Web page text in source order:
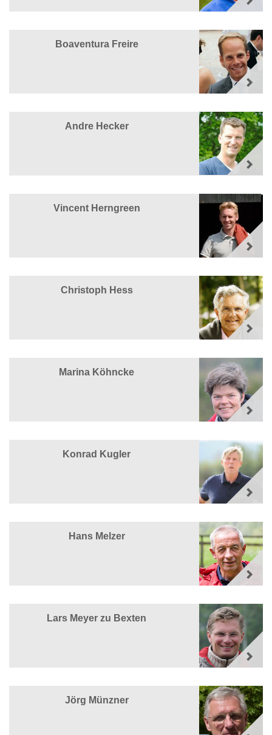
Boaventura Freire
Andre Hecker
Vincent Herngreen
Christoph Hess
Marina Köhncke
Konrad Kugler
Hans Melzer
Lars Meyer zu Bexten
Jörg Münzner